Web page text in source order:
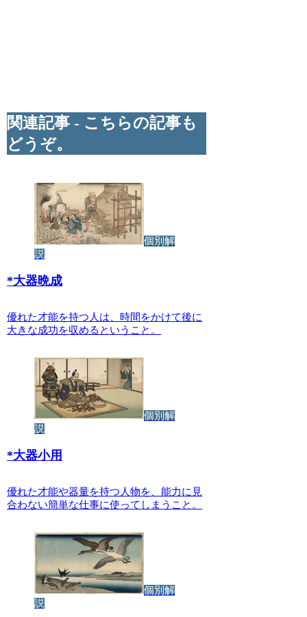
関連記事 - こちらの記事も
どうぞ。
個別解
説
*大器晩成
優れた才能を持つ人は、時間をかけて後に
大きな成功を収めるということ。
個別解
説
*大器小用
優れた才能や器量を持つ人物を、能力に見
合わない簡単な仕事に使ってしまうこと。
個別解
説